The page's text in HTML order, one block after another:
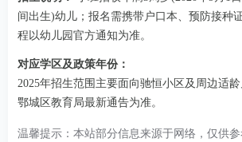
间出生)幼儿；报名需携带户口本、预防接种
程以幼儿园官方通知为准。
对应学区及政策年份：
2025年招生范围主要面向驰恒小区及周边适
鄂城区教育局最新通告为准。
温馨提示：本站部分信息来源于网络，仅供